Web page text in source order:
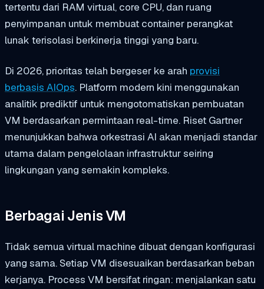
tertentu dari RAM virtual, core CPU, dan ruang
penyimpanan untuk membuat container perangkat
lunak terisolasi berkinerja tinggi yang baru.
Di 2026, prioritas telah bergeser ke arah provisi
berbasis AIOps. Platform modern kini menggunakan
analitik prediktif untuk mengotomatiskan pembuatan
VM berdasarkan permintaan real-time. Riset Gartner
menunjukkan bahwa orkestrasi AI akan menjadi standar
utama dalam pengelolaan infrastruktur seiring
lingkungan yang semakin kompleks.
Berbagai Jenis VM
Tidak semua virtual machine dibuat dengan konfigurasi
yang sama. Setiap VM disesuaikan berdasarkan beban
kerjanya. Process VM bersifat ringan: menjalankan satu